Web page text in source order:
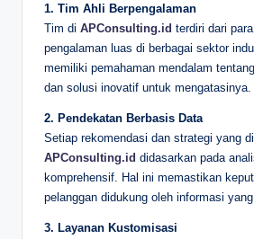
1. Tim Ahli Berpengalaman
Tim di APConsulting.id terdiri dari
pengalaman luas di berbagai sektor
memiliki pemahaman mendalam
dan solusi inovatif untuk mengatasinya.
2. Pendekatan Berbasis Data
Setiap rekomendasi dan strategi yang
APConsulting.id didasarkan pada
komprehensif. Hal ini memastikan
pelanggan didukung oleh informasi yang
3. Layanan Kustomisasi